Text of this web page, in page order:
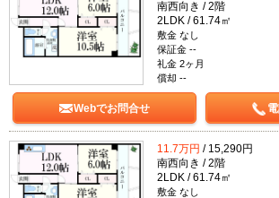
南西向き / 2階
2LDK / 61.74㎡
敷金 なし
保証金 --
礼金 2ヶ月
償却 --
Webでお問合せ
11.7万円 / 15,290円
南西向き / 2階
2LDK / 61.74㎡
敷金 なし